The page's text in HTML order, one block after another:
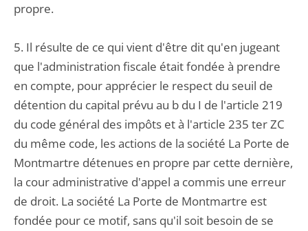
propre.
5. Il résulte de ce qui vient d'être dit qu'en jugeant
que l'administration fiscale était fondée à prendre
en compte, pour apprécier le respect du seuil de
détention du capital prévu au b du I de l'article 219
du code général des impôts et à l'article 235 ter ZC
du même code, les actions de la société La Porte de
Montmartre détenues en propre par cette dernière,
la cour administrative d'appel a commis une erreur
de droit. La société La Porte de Montmartre est
fondée pour ce motif, sans qu'il soit besoin de se